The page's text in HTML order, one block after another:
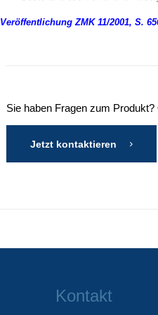
Veröffentlichung ZMK 11/2001, S.
Sie haben Fragen zum
Jetzt kontaktieren
Kontakt